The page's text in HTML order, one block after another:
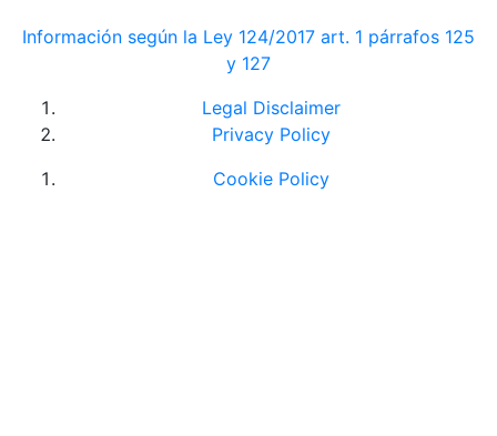
Información según la Ley 124/2017 art. 1 párrafos 125
y 127
Legal Disclaimer
Privacy Policy
Cookie Policy